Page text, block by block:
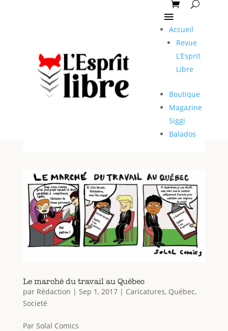
Accueil
Revue
L’Esprit
Libre
Boutique
Magazine
Siggi
Balados
Le marché du travail au Québec
par Rédaction | Sep 1, 2017| Caricatures, Québec,
Societé
Par Solal Comics